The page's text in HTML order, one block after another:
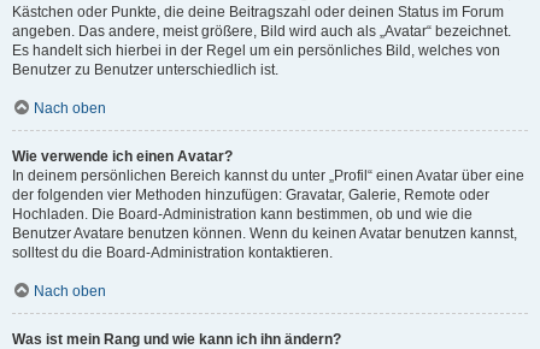
Kästchen oder Punkte, die deine Beitragszahl oder deinen Status im Forum
angeben. Das andere, meist größere, Bild wird auch als „Avatar“ bezeichnet.
Es handelt sich hierbei in der Regel um ein persönliches Bild, welches von
Benutzer zu Benutzer unterschiedlich ist.
Nach oben
Wie verwende ich einen Avatar?
In deinem persönlichen Bereich kannst du unter „Profil“ einen Avatar über eine
der folgenden vier Methoden hinzufügen: Gravatar, Galerie, Remote oder
Hochladen. Die Board-Administration kann bestimmen, ob und wie die
Benutzer Avatare benutzen können. Wenn du keinen Avatar benutzen kannst,
solltest du die Board-Administration kontaktieren.
Nach oben
Was ist mein Rang und wie kann ich ihn ändern?